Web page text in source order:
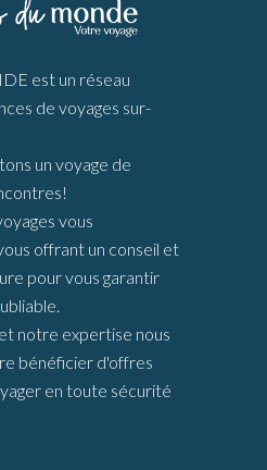
est un réseau
de voyages sur-
un voyage de
vous
offrant un conseil et
pour vous garantir
notre expertise nous
bénéficier d'offres
en toute sécurité